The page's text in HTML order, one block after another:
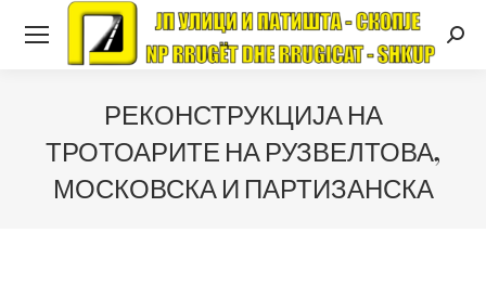
РЕКОНСТРУКЦИЈА НА
ТРОТОАРИТЕ НА РУЗВЕЛТОВА,
МОСКОВСКА И ПАРТИЗАНСКА